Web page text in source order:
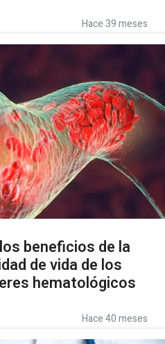
Hace 39 meses
beneficios de la
de vida de los
hematológicos
Hace 40 meses